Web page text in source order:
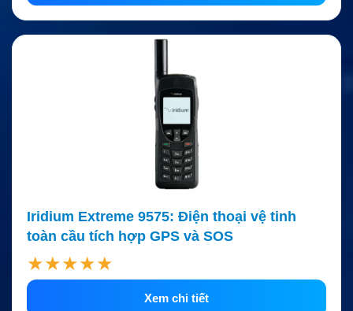
Iridium Extreme 9575: Điện thoại vệ tinh
toàn cầu tích hợp GPS và SOS
★★★★★
Xem chi tiết